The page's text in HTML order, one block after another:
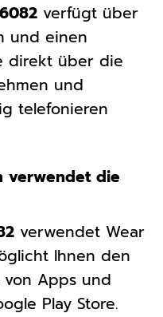
verfügt über
und einen
direkt über die
und
telefonieren
verwendet die
verwendet Wear
Ihnen den
Apps und
Play Store.